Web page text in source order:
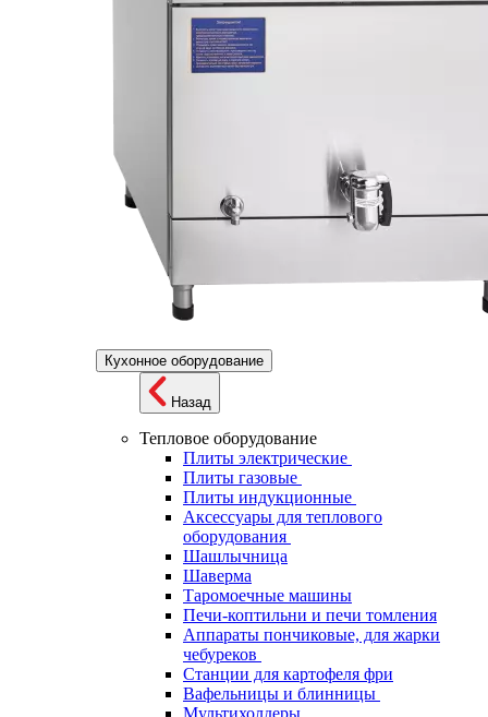
Кухонное оборудование
Назад
Тепловое оборудование
Плиты электрические
Плиты газовые
Плиты индукционные
Аксессуары для теплового
оборудования
Шашлычница
Шаверма
Таромоечные машины
Печи-коптильни и печи томления
Аппараты пончиковые, для жарки
чебуреков
Станции для картофеля фри
Вафельницы и блинницы
Мультихолдеры